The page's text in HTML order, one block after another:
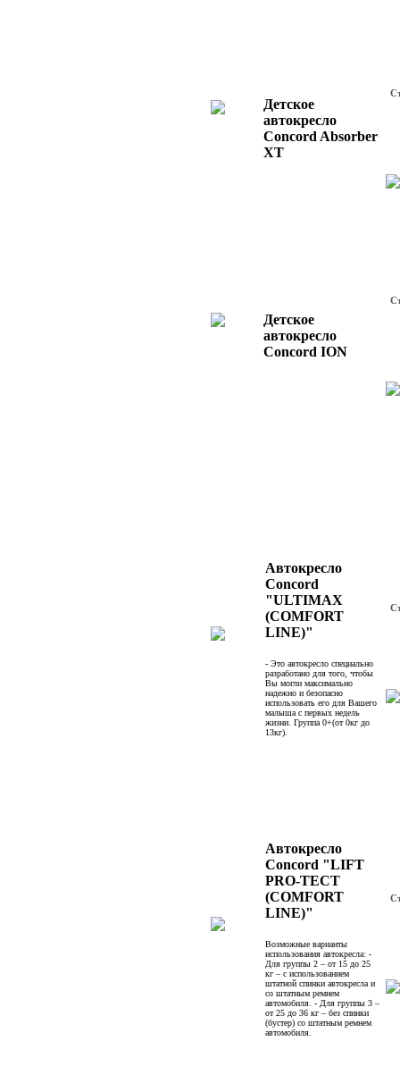
Детское
автокресло
Concord Absorber
XT
Детское
автокресло
Concord ION
Автокресло
Concord
"ULTIMAX
(COMFORT
LINE)"
- Это автокресло специально
разработано для того, чтобы
Вы могли максимально
надежно и безопасно
использовать его для Вашего
малыша с первых недель
жизни. Группа 0+(от 0кг до
13кг).
Автокресло
Concord "LIFT
PRO-TECT
(COMFORT
LINE)"
Возможные варианты
использования автокресла: -
Для группы 2 – от 15 до 25
кг – с использованием
штатной спинки автокресла и
со штатным ремнем
автомобиля. - Для группы 3 –
от 25 до 36 кг – без спинки
(бустер) со штатным ремнем
автомобиля.